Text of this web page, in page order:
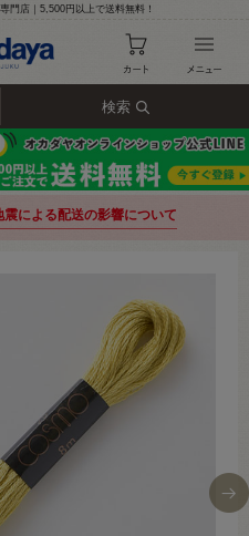
門店｜5,500円以上で送料無料！
検索
震による配送の影響について